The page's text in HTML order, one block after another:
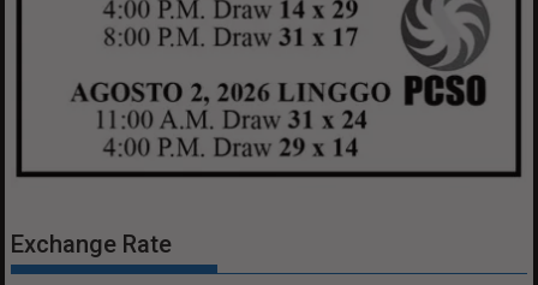
Exchange Rate